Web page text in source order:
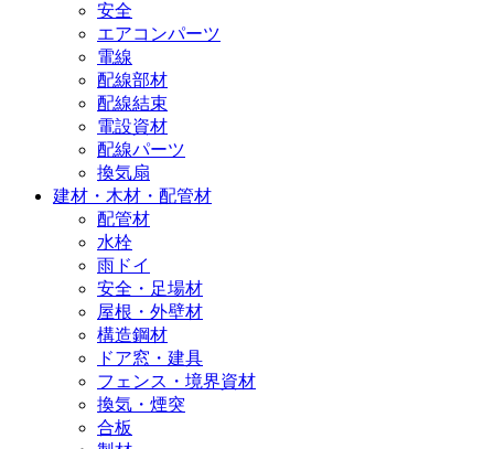
安全
エアコンパーツ
電線
配線部材
配線結束
電設資材
配線パーツ
換気扇
建材・木材・配管材
配管材
水栓
雨ドイ
安全・足場材
屋根・外壁材
構造鋼材
ドア窓・建具
フェンス・境界資材
換気・煙突
合板